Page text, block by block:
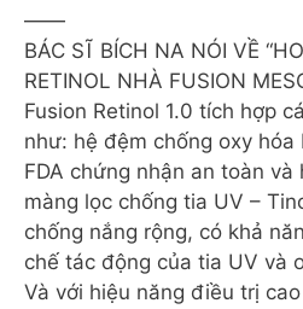
——
BÁC SĨ BÍCH NA NÓI VỀ
RETINOL NHÀ FUSION
Fusion Retinol 1.0 tích hợp
như: hệ đệm chống oxy hóa
FDA chứng nhận an toàn và
màng lọc chống tia UV –
chống nắng rộng, có khả
chế tác động của tia UV và
Và với hiệu năng điều trị